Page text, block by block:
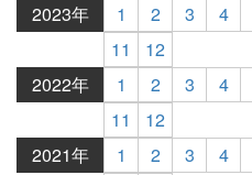
2023年
1 2 3 4
11
12
2022年
1 2 3 4
11
12
2021年
1 2 3 4